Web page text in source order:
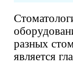
разных
является